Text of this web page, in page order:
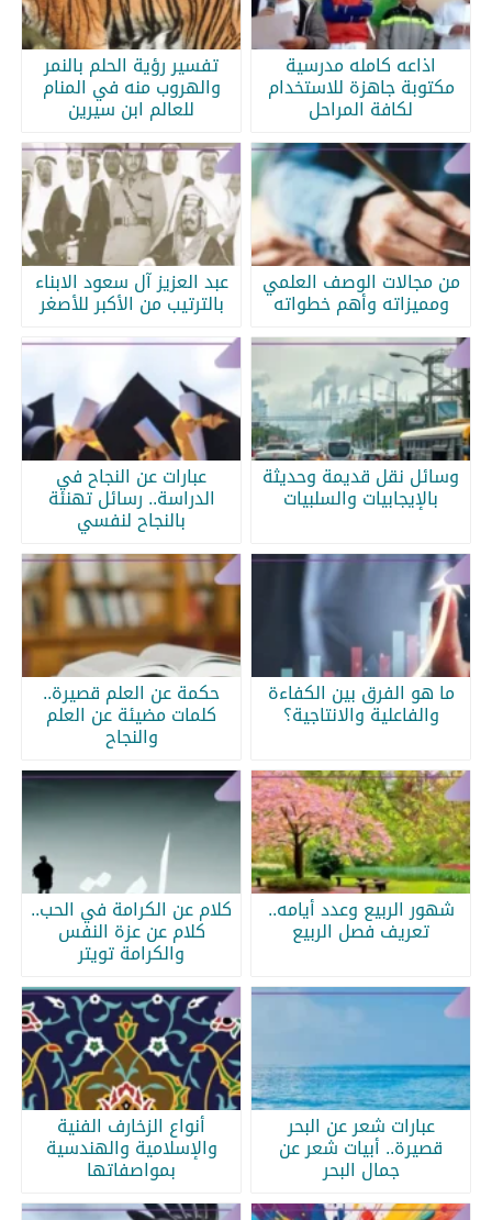
اذاعه كامله مدرسية
مكتوبة جاهزة للاستخدام
لكافة المراحل
تفسير رؤية الحلم بالنمر
والهروب منه في المنام
للعالم ابن سيرين
من مجالات الوصف العلمي
ومميزاته وأهم خطواته
عبد العزيز آل سعود الابناء
بالترتيب من الأكبر للأصغر
وسائل نقل قديمة وحديثة
بالإيجابيات والسلبيات
عبارات عن النجاح في
الدراسة.. رسائل تهنئة
بالنجاح لنفسي
ما هو الفرق بين الكفاءة
والفاعلية والانتاجية؟
حكمة عن العلم قصيرة..
كلمات مضيئة عن العلم
والنجاح
شهور الربيع وعدد أيامه..
تعريف فصل الربيع
كلام عن الكرامة في الحب..
كلام عن عزة النفس
والكرامة تويتر
عبارات شعر عن البحر
قصيرة.. أبيات شعر عن
جمال البحر
أنواع الزخارف الفنية
والإسلامية والهندسية
بمواصفاتها